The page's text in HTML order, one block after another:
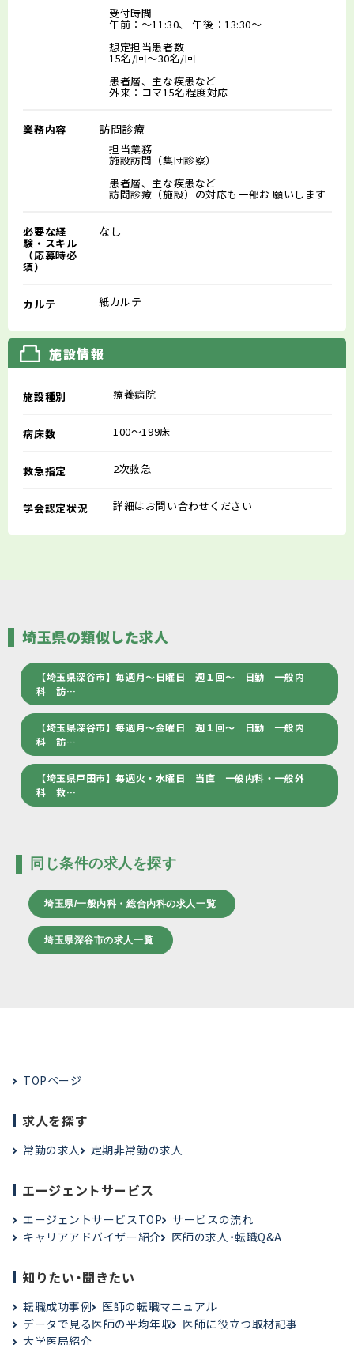
受付時間
午前：～11:30、 午後：13:30～
想定担当患者数
15名/回～30名/回
患者層、主な疾患など
外来：コマ15名程度対応
業務内容 訪問診療
担当業務
施設訪問（集団診察）
患者層、主な疾患など
訪問診療（施設）の対応も一部お 願いします
必要な経
験・スキル
（応募時必
須）
なし
カルテ 紙カルテ
施設情報
施設種別 療養病院
病床数 100～199床
救急指定 2次救急
学会認定状況 詳細はお問い合わせください
埼玉県の類似した求人
【埼玉県深谷市】毎週月～日曜日 週１回～ 日勤 一般内
科 訪…
【埼玉県深谷市】毎週月～金曜日 週１回～ 日勤 一般内
科 訪…
【埼玉県戸田市】毎週火・水曜日 当直 一般内科・一般外
科 救…
同じ条件の求人を探す
埼玉県/一般内科・総合内科の求人一覧
埼玉県深谷市の求人一覧
TOPページ
求人を探す
常勤の求人 定期非常勤の求人
エージェントサービス
エージェントサービスTOP
サービスの流れ
キャリアアドバイザー紹介
医師の求人・転職Q&A
知りたい・聞きたい
転職成功事例
医師の転職マニュアル
データで見る医師の平均年収
医師に役立つ取材記事
大学医局紹介